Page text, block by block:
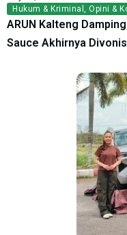
Hukum & Kriminal , Opini &
ARUN Kalteng
Sauce Akhirnya